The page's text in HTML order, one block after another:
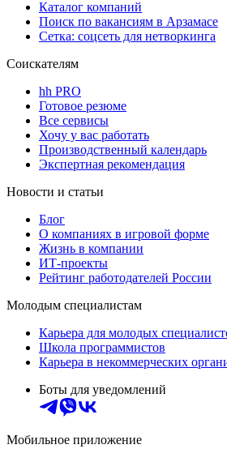
Каталог компаний
Поиск по вакансиям в Арзамасе
Сетка: соцсеть для нетворкинга
Соискателям
hh PRO
Готовое резюме
Все сервисы
Хочу у вас работать
Производственный календарь
Экспертная рекомендация
Новости и статьи
Блог
О компаниях в игровой форме
Жизнь в компании
ИТ-проекты
Рейтинг работодателей России
Молодым специалистам
Карьера для молодых
Школа программистов
Карьера в некоммерческих
Боты для уведомлений
Мобильное приложение